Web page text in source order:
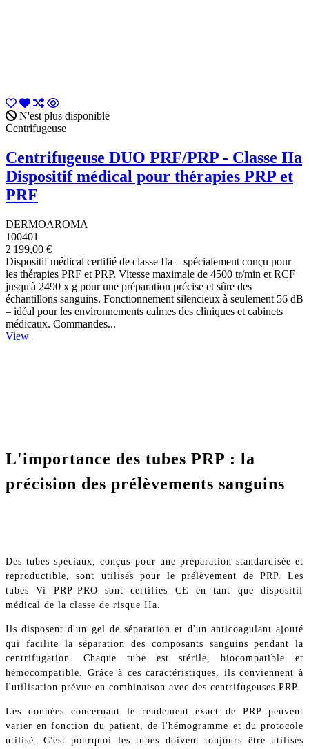
N'est plus disponible
Centrifugeuse
Centrifugeuse DUO PRF/PRP - Classe IIa
Dispositif médical pour thérapies PRP et
PRF
DERMOAROMA
100401
2 199,00 €
Dispositif médical certifié de classe IIa – spécialement conçu pour
les thérapies PRF et PRP. Vitesse maximale de 4500 tr/min et RCF
jusqu'à 2490 x g pour une préparation précise et sûre des
échantillons sanguins. Fonctionnement silencieux à seulement 56 dB
– idéal pour les environnements calmes des cliniques et cabinets
médicaux. Commandes...
View
L'importance des tubes PRP : la
précision des prélèvements sanguins
Des tubes spéciaux, conçus pour une préparation standardisée et
reproductible, sont utilisés pour le prélèvement de PRP. Les
tubes Vi PRP-PRO sont certifiés CE en tant que dispositif
médical de la classe de risque IIa.
Ils disposent d'un gel de séparation et d'un anticoagulant ajouté
qui facilite la séparation des composants sanguins pendant la
centrifugation. Chaque tube est stérile, biocompatible et
hémocompatible. Grâce à ces caractéristiques, ils conviennent à
l'utilisation prévue en combinaison avec des centrifugeuses PRP.
Les données concernant le rendement exact de PRP peuvent
varier en fonction du patient, de l'hémogramme et du protocole
utilisé. C'est pourquoi les tubes doivent toujours être utilisés